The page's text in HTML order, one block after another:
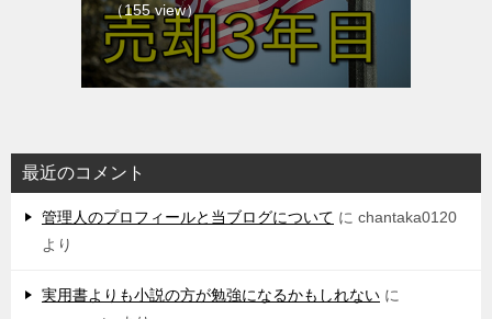
（155 view）
最近のコメント
管理人のプロフィールと当ブログについて に chantaka0120
より
実用書よりも小説の方が勉強になるかもしれない に